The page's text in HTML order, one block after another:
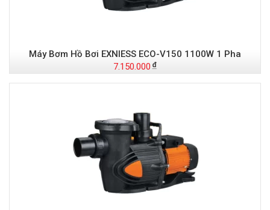
Máy Bơm Hồ Bơi EXNIESS ECO-V150 1100W 1 Pha
7.150.000